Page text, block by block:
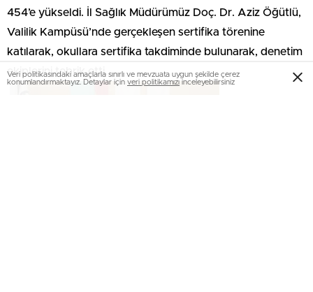
454’e yükseldi. İl Sağlık Müdürümüz Doç. Dr. Aziz Öğütlü,
Valilik Kampüsü’nde gerçekleşen sertifika törenine
katılarak, okullara sertifika takdiminde bulunarak, denetim
ekiplerini tebrik etti.
Veri politikasındaki amaçlarla sınırlı ve mevzuata uygun şekilde çerez
konumlandırmaktayız. Detaylar için veri politikamızı inceleyebilirsiniz